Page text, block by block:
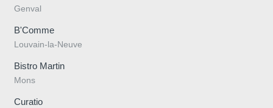
Genval
B'Comme
Louvain-la-Neuve
Bistro Martin
Mons
Curatio